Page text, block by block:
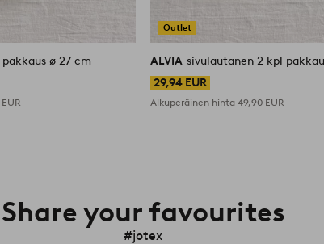
ø 27 cm
Outlet
ALVIA sivulautanen 2 kpl
29,94 EUR
Alkuperäinen hinta49,90 EUR
Share your favourites
#jotex